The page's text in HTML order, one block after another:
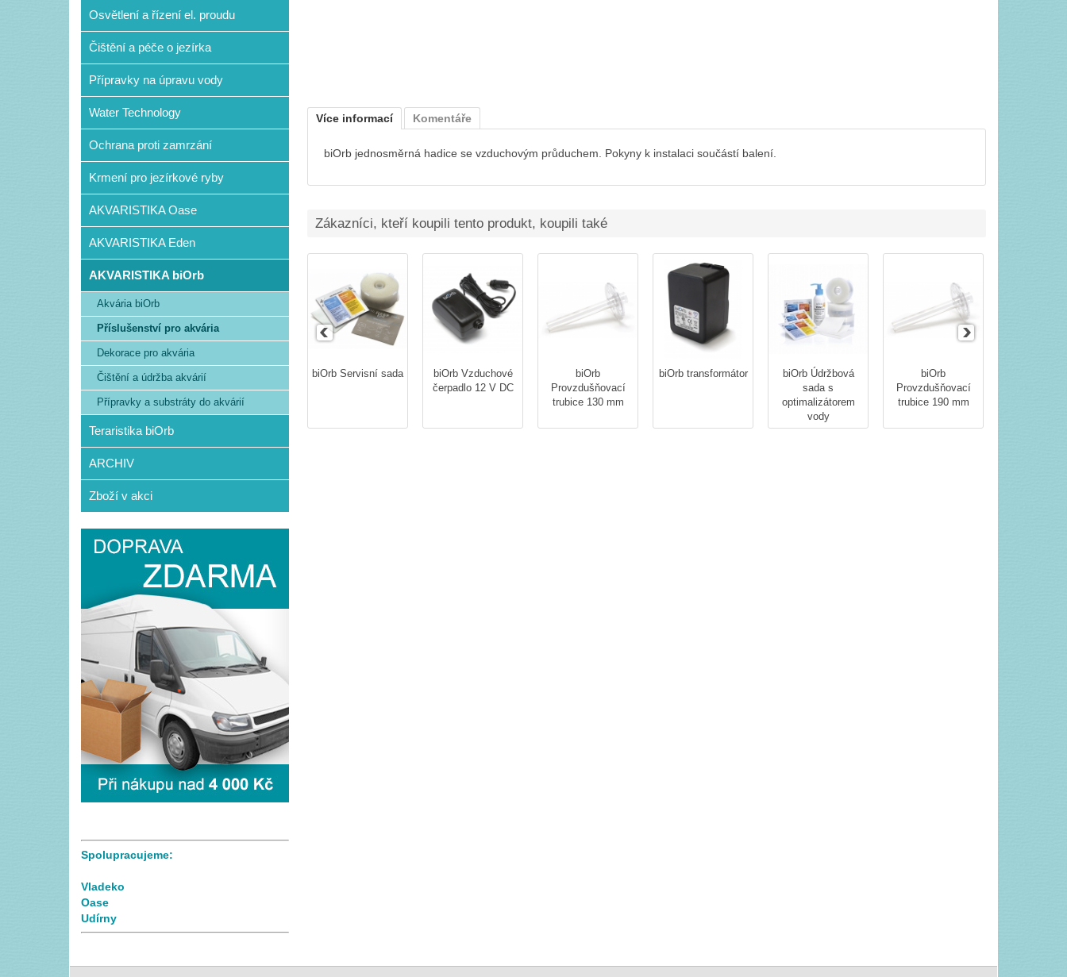
Více informací Komentáře
biOrb jednosměrná hadice se vzduchovým průduchem. Pokyny k instalaci součástí balení.
Zákazníci, kteří koupili tento produkt, koupili také
biOrb Servisní sada
biOrb Vzduchové
čerpadlo 12 V DC
biOrb
Provzdušňovací
trubice 130 mm
biOrb transformátor
biOrb Údržbová
sada s
optimalizátorem
vody
biOrb
Provzdušňovací
trubice 190 mm
Osvětlení a řízení el. proudu
Čištění a péče o jezírka
Přípravky na úpravu vody
Water Technology
Ochrana proti zamrzání
Krmení pro jezírkové ryby
AKVARISTIKA Oase
AKVARISTIKA Eden
AKVARISTIKA biOrb
Akvária biOrb
Příslušenství pro akvária
Dekorace pro akvária
Čištění a údržba akvárií
Přípravky a substráty do akvárií
Teraristika biOrb
ARCHIV
Zboží v akci
Spolupracujeme:
Vladeko
Oase
Udírny